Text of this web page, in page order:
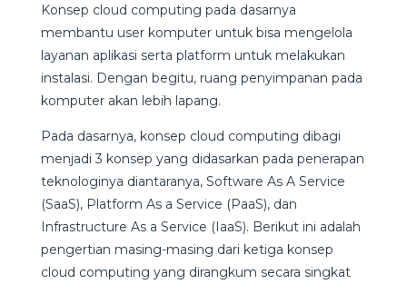
Konsep cloud computing pada dasarnya
membantu user komputer untuk bisa mengelola
layanan aplikasi serta platform untuk melakukan
instalasi. Dengan begitu, ruang penyimpanan pada
komputer akan lebih lapang.
Pada dasarnya, konsep cloud computing dibagi
menjadi 3 konsep yang didasarkan pada penerapan
teknologinya diantaranya, Software As A Service
(SaaS), Platform As a Service (PaaS), dan
Infrastructure As a Service (IaaS). Berikut ini adalah
pengertian masing-masing dari ketiga konsep
cloud computing yang dirangkum secara singkat